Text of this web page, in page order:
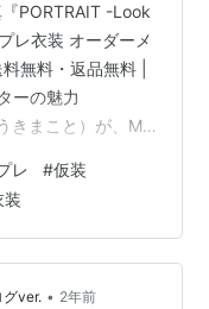
PORTRAIT -Look
レ衣装 オーダーメ
無料・返品無料 |
ーの魅力
きまこと）が、MV
使いが、“昔の自
長ストーリーを象
レスがさりげなく
ひと際目を引くこ
レ #仮装
装
ver. • 2年前